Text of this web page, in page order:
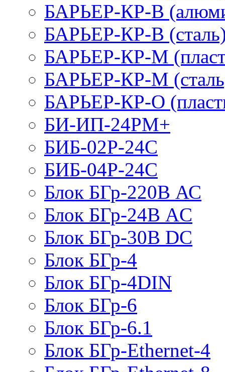
БАРЬЕР-КР-В
БАРЬЕР-КР-В
БАРЬЕР-КР-М
БАРЬЕР-КР-М
БАРЬЕР-КР-О
БИ-ИП-24РМ+
БИБ-02Р-24С
БИБ-04Р-24С
Блок БГр-220В АС
Блок БГр-24В AC
Блок БГр-30В DC
Блок БГр-4
Блок БГр-4DIN
Блок БГр-6
Блок БГр-6.1
Блок БГр-Ethernet-4